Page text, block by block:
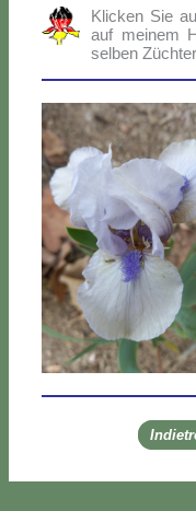
Klic­ken Sie
auf mei­nem
sel­ben